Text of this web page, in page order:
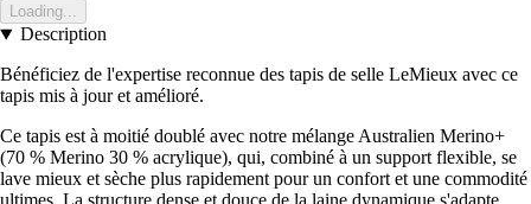
Loading...
Description
Bénéficiez de l'expertise reconnue des tapis de selle LeMieux avec ce
tapis mis à jour et amélioré.
Ce tapis est à moitié doublé avec notre mélange Australien Merino+
(70 % Merino 30 % acrylique), qui, combiné à un support flexible, se
lave mieux et sèche plus rapidement pour un confort et une commodité